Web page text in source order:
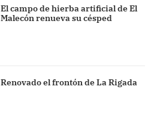
El campo de hierba artificial de El
Malecón renueva su césped
Renovado el frontón de La Rigada